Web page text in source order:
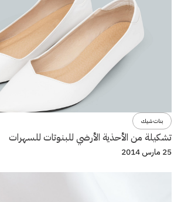
بنات شيك
تشكيلة من الأحذية الأرضي للبنوتات للسهرات
25 مارس 2014